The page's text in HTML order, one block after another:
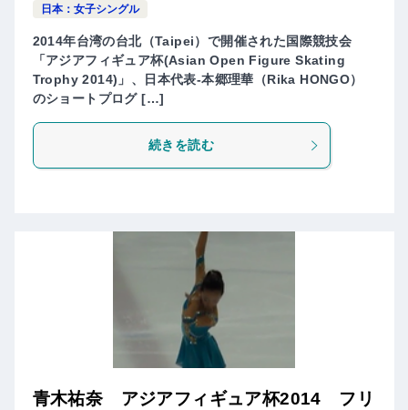
日本：女子シングル
2014年台湾の台北（Taipei）で開催された国際競技会
「アジアフィギュア杯(Asian Open Figure Skating
Trophy 2014)」、日本代表-本郷理華（Rika HONGO）
のショートプログ […]
続きを読む
青木祐奈 アジアフィギュア杯2014 フリ